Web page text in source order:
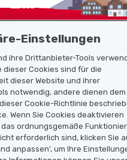
Einstellungen
ihre Drittanbieter-Tools
dieser Cookies sind für die
dieser Website und ihrer
notwendig, andere dienen dem
Cookie-Richtlinie
Wenn Sie Cookies deaktivieren
ordnungsgemäße
erforderlich sind, klicken Sie
anpassen', um Ihre